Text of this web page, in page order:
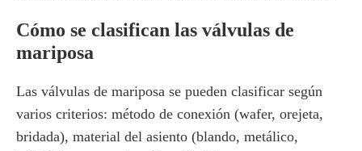
Cómo se clasifican las válvulas de
mariposa
Las válvulas de mariposa se pueden clasificar según
varios criterios: método de conexión (wafer, orejeta,
bridada), material del asiento (blando, metálico,